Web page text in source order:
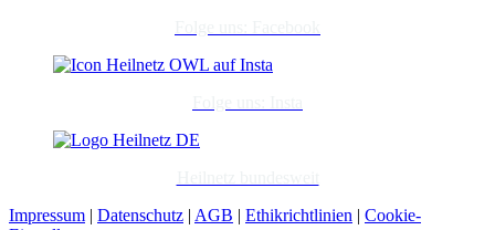
Impressum | Datenschutz | AGB | Ethikrichtlinien | Cookie-